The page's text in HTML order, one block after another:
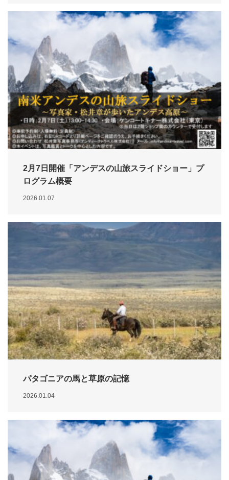
2月7日開催「アンデスの山旅スライドショー」プ
ログラム概要
2026.01.07
パタゴニアの馬と草原の記憶
2026.01.04